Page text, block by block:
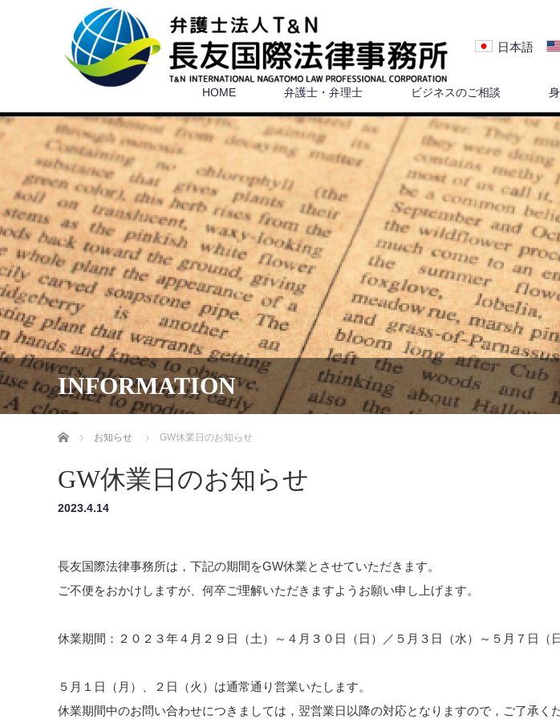
日本語
HOME 弁護士・弁理士 ビジネスのご相談
INFORMATION
ホーム お知らせ GW休業日のお知らせ
GW休業日のお知らせ
2023.4.14
長友国際法律事務所は，下記の期間をGW休業とさせていただきます。
ご不便をおかけしますが、何卒ご理解いただきますようお願い申し上げます。
休業期間：２０２３年４月２９日（土）～４月３０日（日）／５月３日（水）～５月７日（日
５月１日（月）、２日（火）は通常通り営業いたします。
休業期間中のお問い合わせにつきましては，翌営業日以降の対応となりますので，ご了承くだ